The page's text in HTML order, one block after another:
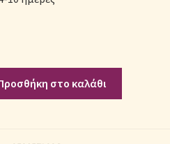
στο καλάθι